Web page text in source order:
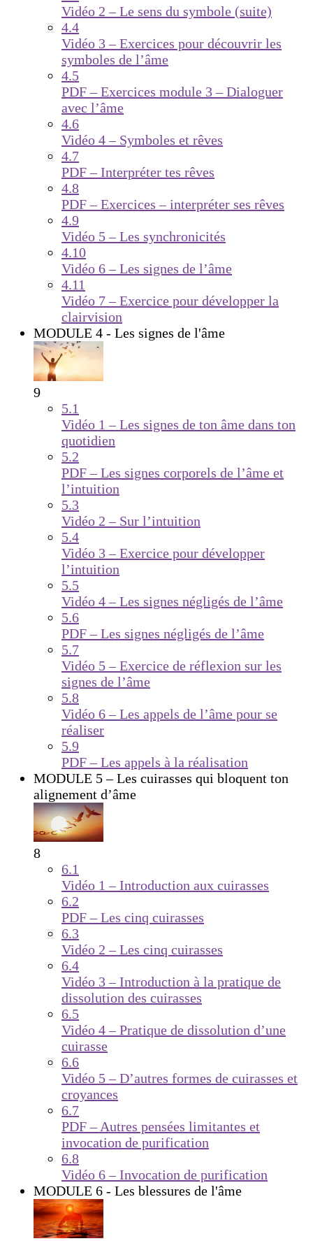
Vidéo 2 – Le sens du symbole (suite)
4.4
Vidéo 3 – Exercices pour découvrir les
symboles de l’âme
4.5
PDF – Exercices module 3 – Dialoguer
avec l’âme
4.6
Vidéo 4 – Symboles et rêves
4.7
PDF – Interpréter tes rêves
4.8
PDF – Exercices – interpréter ses rêves
4.9
Vidéo 5 – Les synchronicités
4.10
Vidéo 6 – Les signes de l’âme
4.11
Vidéo 7 – Exercice pour développer la
clairvision
MODULE 4 - Les signes de l'âme
9
5.1
Vidéo 1 – Les signes de ton âme dans ton
quotidien
5.2
PDF – Les signes corporels de l’âme et
l’intuition
5.3
Vidéo 2 – Sur l’intuition
5.4
Vidéo 3 – Exercice pour développer
l’intuition
5.5
Vidéo 4 – Les signes négligés de l’âme
5.6
PDF – Les signes négligés de l’âme
5.7
Vidéo 5 – Exercice de réflexion sur les
signes de l’âme
5.8
Vidéo 6 – Les appels de l’âme pour se
réaliser
5.9
PDF – Les appels à la réalisation
MODULE 5 – Les cuirasses qui bloquent ton
alignement d’âme
8
6.1
Vidéo 1 – Introduction aux cuirasses
6.2
PDF – Les cinq cuirasses
6.3
Vidéo 2 – Les cinq cuirasses
6.4
Vidéo 3 – Introduction à la pratique de
dissolution des cuirasses
6.5
Vidéo 4 – Pratique de dissolution d’une
cuirasse
6.6
Vidéo 5 – D’autres formes de cuirasses et
croyances
6.7
PDF – Autres pensées limitantes et
invocation de purification
6.8
Vidéo 6 – Invocation de purification
MODULE 6 - Les blessures de l'âme